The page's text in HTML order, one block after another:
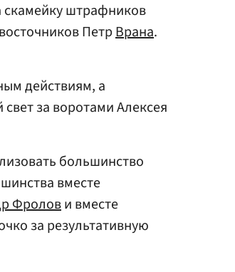
штрафников
ПетрВрана.
действиям, а
за воротами Алексея
большинство
вместе
Фролови вместе
за результативную